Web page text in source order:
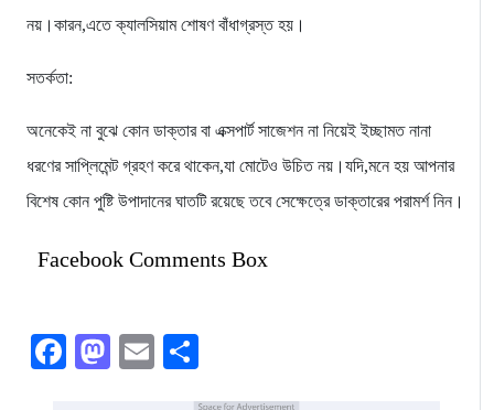
নয়।কারন,এতে ক্যালসিয়াম শোষণ বাঁধাগ্রস্ত হয়।
সতর্কতা:
অনেকেই না বুঝে কোন ডাক্তার বা এক্সপার্ট সাজেশন না নিয়েই ইচ্ছামত নানা
ধরণের সাপ্লিমেন্ট গ্রহণ করে থাকেন,যা মোটেও উচিত নয়।যদি,মনে হয় আপনার
বিশেষ কোন পুষ্টি উপাদানের ঘাতটি রয়েছে তবে সেক্ষেত্রে ডাক্তারের পরামর্শ নিন।
Facebook Comments Box
Facebook
Mastodon
Email